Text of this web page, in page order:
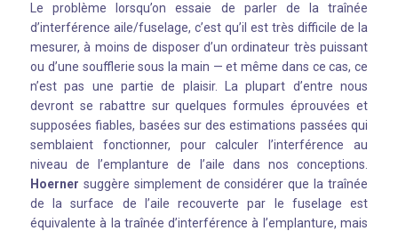
Le problème lorsqu’on essaie de parler de la traînée
d’interférence aile/fuselage, c’est qu’il est très difficile de la
mesurer, à moins de disposer d’un ordinateur très puissant
ou d’une soufflerie sous la main — et même dans ce cas, ce
n’est pas une partie de plaisir. La plupart d’entre nous
devront se rabattre sur quelques formules éprouvées et
supposées fiables, basées sur des estimations passées qui
semblaient fonctionner, pour calculer l’interférence au
niveau de l’emplanture de l’aile dans nos conceptions.
Hoerner suggère simplement de considérer que la traînée
de la surface de l’aile recouverte par le fuselage est
équivalente à la traînée d’interférence à l’emplanture, mais